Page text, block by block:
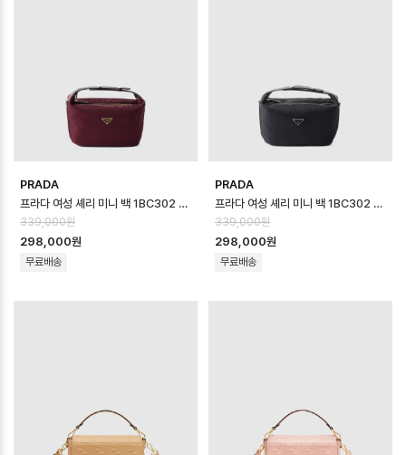
PRADA
프라다 여성 셰리 미니 백 1BC302 - Prada Womens Cherie Mini B…
339,000원
298,000원
무료배송
PRADA
프라다 여성 셰리 미니 백 1BC302 - Prada Womens Cherie Mini B…
339,000원
298,000원
무료배송